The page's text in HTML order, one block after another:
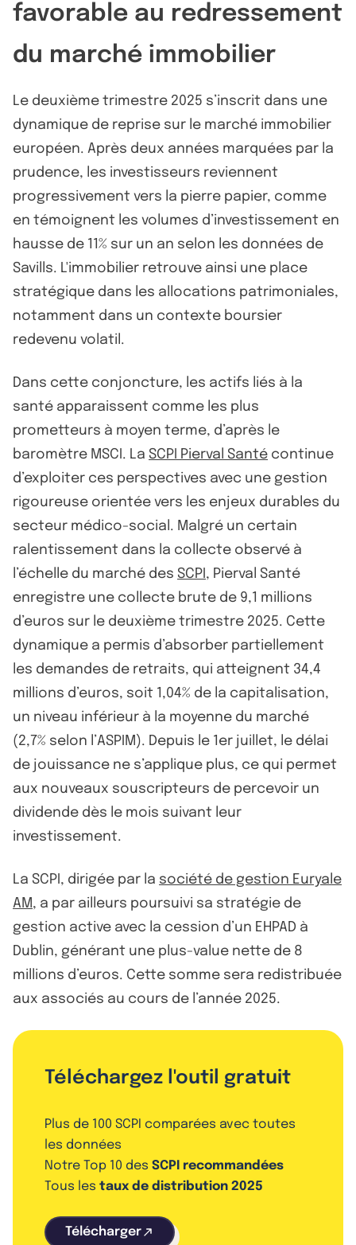
favorable au redressement
du marché immobilier
Le deuxième trimestre 2025 s’inscrit dans une
dynamique de reprise sur le marché immobilier
européen. Après deux années marquées par la
prudence, les investisseurs reviennent
progressivement vers la pierre papier, comme
en témoignent les volumes d’investissement en
hausse de 11% sur un an selon les données de
Savills. L'immobilier retrouve ainsi une place
stratégique dans les allocations patrimoniales,
notamment dans un contexte boursier
redevenu volatil.
Dans cette conjoncture, les actifs liés à la
santé apparaissent comme les plus
prometteurs à moyen terme, d’après le
baromètre MSCI. La SCPI Pierval Santé continue
d’exploiter ces perspectives avec une gestion
rigoureuse orientée vers les enjeux durables du
secteur médico-social. Malgré un certain
ralentissement dans la collecte observé à
l’échelle du marché des SCPI , Pierval Santé
enregistre une collecte brute de 9,1 millions
d’euros sur le deuxième trimestre 2025. Cette
dynamique a permis d’absorber partiellement
les demandes de retraits, qui atteignent 34,4
millions d’euros, soit 1,04% de la capitalisation,
un niveau inférieur à la moyenne du marché
(2,7% selon l’ASPIM). Depuis le 1er juillet, le délai
de jouissance ne s’applique plus, ce qui permet
aux nouveaux souscripteurs de percevoir un
dividende dès le mois suivant leur
investissement.
La SCPI, dirigée par la société de gestion Euryale
AM, a par ailleurs poursuivi sa stratégie de
gestion active avec la cession d’un EHPAD à
Dublin, générant une plus-value nette de 8
millions d’euros. Cette somme sera redistribuée
aux associés au cours de l’année 2025.
Téléchargez l'outil gratuit
Plus de 100 SCPI comparées avec toutes
les données
Notre Top 10 des SCPI recommandées
Tous les taux de distribution 2025
Télécharger